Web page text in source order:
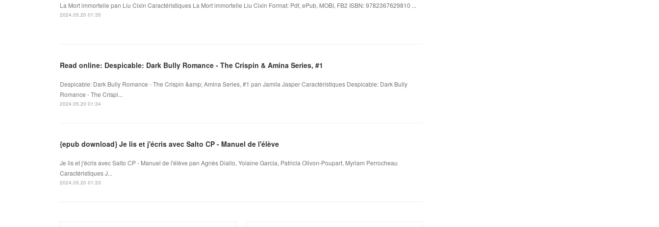
La Mort immortelle pan Liu Cixin Caractéristiques La Mort immortelle Liu Cixin Format: Pdf, ePub, MOBI, FB2 ISBN: 9782367629810 ...
2024.05.20 01:35
Read online: Despicable: Dark Bully Romance - The Crispin & Amina Series, #1
Despicable: Dark Bully Romance - The Crispin &amp; Amina Series, #1 pan Jamila Jasper Caractéristiques Despicable: Dark Bully
Romance - The Crispi...
2024.05.20 01:34
{epub download} Je lis et j'écris avec Salto CP - Manuel de l'élève
Je lis et j'écris avec Salto CP - Manuel de l'élève pan Agnès Diallo, Yolaine Garcia, Patricia Olivon-Poupart, Myriam Perrocheau
Caractéristiques J...
2024.05.20 01:33